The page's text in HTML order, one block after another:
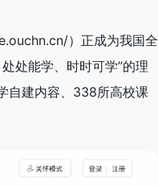
）正成为我国全
处能学、时时可学”的理
自建内容、338所高校课